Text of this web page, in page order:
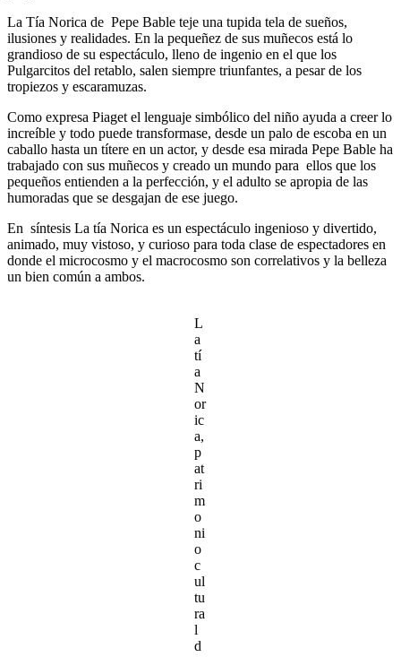
La Tía Norica de Pepe Bable teje una tupida tela de sueños,
ilusiones y realidades. En la pequeñez de sus muñecos está lo
grandioso de su espectáculo, lleno de ingenio en el que los
Pulgarcitos del retablo, salen siempre triunfantes, a pesar de los
tropiezos y escaramuzas.
Como expresa Piaget el lenguaje simbólico del niño ayuda a creer lo
increíble y todo puede transformase, desde un palo de escoba en un
caballo hasta un títere en un actor, y desde esa mirada Pepe Bable ha
trabajado con sus muñecos y creado un mundo para ellos que los
pequeños entienden a la perfección, y el adulto se apropia de las
humoradas que se desgajan de ese juego.
En síntesis La tía Norica es un espectáculo ingenioso y divertido,
animado, muy vistoso, y curioso para toda clase de espectadores en
donde el microcosmo y el macrocosmo son correlativos y la belleza
un bien común a ambos.
L
a
tí
a
N
or
ic
a,
p
at
ri
m
o
ni
o
c
ul
tu
ra
l
d